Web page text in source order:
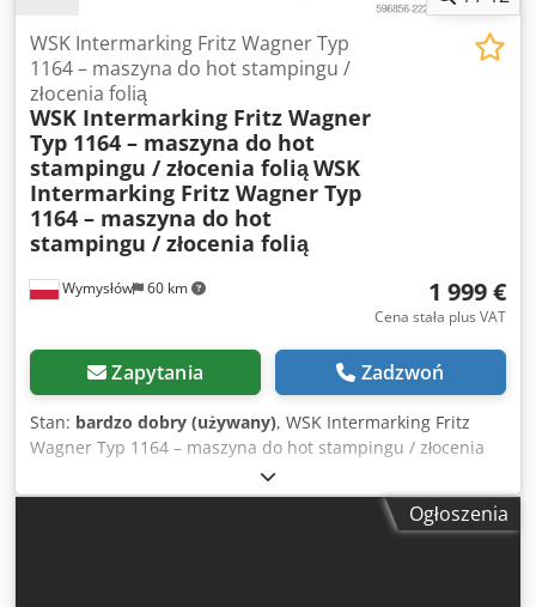
konstrukcja żeliwna Produkcja: Niemcy Urządzenie idealnie
nadaje się do pracy z klejami stosowanymi w
introligatorstwie i produkcji opakowań. Stan wizualny
zgodny ze zdjęciami.
Wymysłów 60 km
WSK Intermarking Fritz Wagner Typ
1164 – maszyna do hot stampingu /
złocenia folią
WSK Intermarking Fritz Wagner
Typ 1164 – maszyna do hot
stampingu / złocenia foliąWSK
Intermarking Fritz Wagner Typ
1164 – maszyna do hot
stampingu / złocenia folią
1 999 €
Cena stała plus VAT
Zapytania Zadzwoń
Stan: bardzo dobry (używany), WSK Intermarking Fritz
Wagner Typ 1164 – maszyna do hot stampingu / złocenia
Ogłoszenia